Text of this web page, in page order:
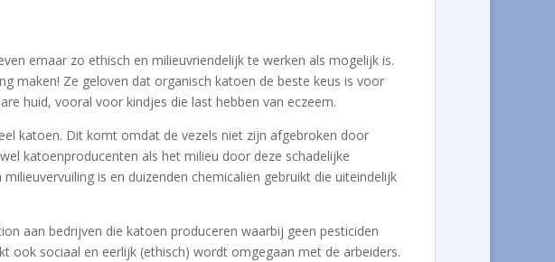
ernaar zo ethisch en milieuvriendelijk te werken als mogelijk is.
maken! Ze geloven dat organisch katoen de beste keus is voor
huid, vooral voor kindjes die last hebben van eczeem.
katoen. Dit komt omdat de vezels niet zijn afgebroken door
katoenproducenten als het milieu door deze schadelijke
is en duizenden chemicaliën gebruikt die uiteindelijk
aan bedrijven die katoen produceren waarbij geen pesticiden
ook sociaal en eerlijk (ethisch) wordt omgegaan met de arbeiders.